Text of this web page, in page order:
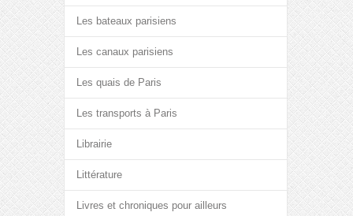
Les bateaux parisiens
Les canaux parisiens
Les quais de Paris
Les transports à Paris
Librairie
Littérature
Livres et chroniques pour ailleurs